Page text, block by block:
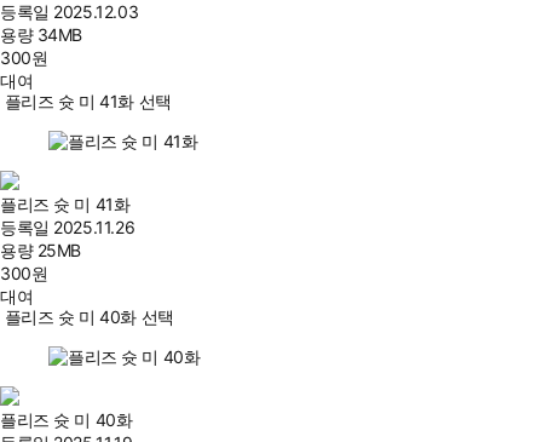
등록일 2025.12.03
용량 34MB
300원
대여
플리즈 슛 미 41화 선택
플리즈 슛 미 41화
등록일 2025.11.26
용량 25MB
300원
대여
플리즈 슛 미 40화 선택
플리즈 슛 미 40화